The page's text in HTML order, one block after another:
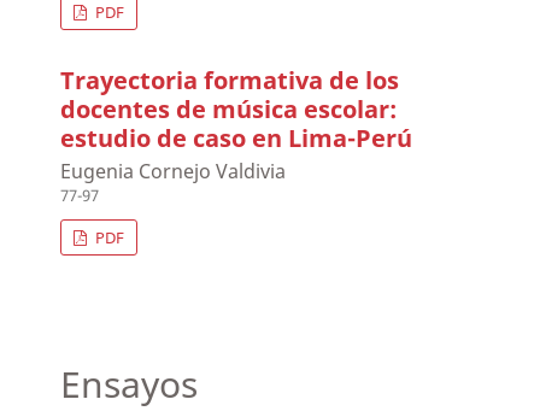
PDF
Trayectoria formativa de los
docentes de música escolar:
estudio de caso en Lima-Perú
Eugenia Cornejo Valdivia
77-97
PDF
Ensayos